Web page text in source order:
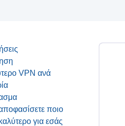
VPN ανά
ποιο
για εσάς